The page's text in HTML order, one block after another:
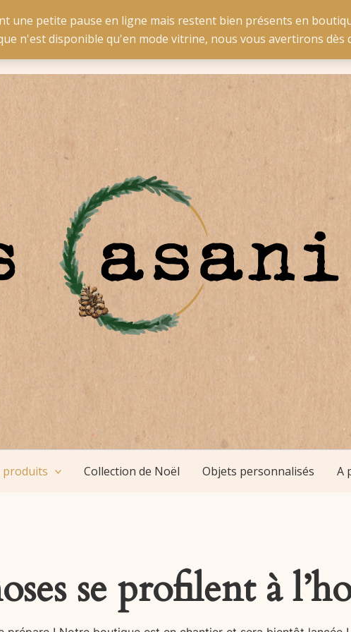
pour la Belgique à partir de 50 € d'achat et pour la France
une petite pause en ligne mais restent bien présents en
n'est disponible qu'en mode vitrine, nous vous avertirons dès
produits Collection de Noël Objets personnalisés A
se profilent à